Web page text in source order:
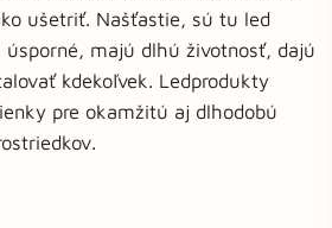
ušetriť. Našťastie, sú tu led
majú dlhú životnosť, dajú
kdekoľvek. Ledprodukty
pre okamžitú aj dlhodobú